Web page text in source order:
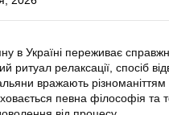
в Україні переживає
ритуал релаксації, спосіб
вражають
певна філософія та